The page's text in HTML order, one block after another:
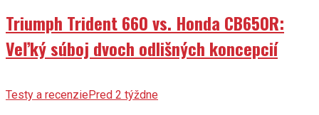
Triumph Trident 660 vs. Honda CB650R:
Veľký súboj dvoch odlišných koncepcií
Testy a recenziePred 2 týždne